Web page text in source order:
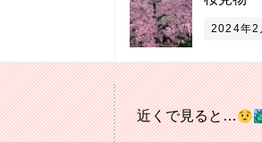
2024年2
近くで見ると…